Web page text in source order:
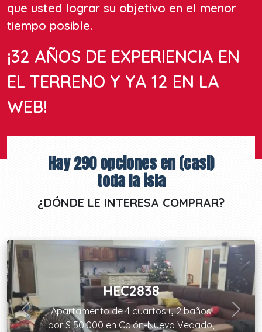
que usted lograr su objetivo en el menor
tiempo posible.
¡32 AÑOS DE EXPERIENCIA EN
EL TERRENO Y YA 12 EN LA
WEB!
Hay 290 opciones en (casi)
toda la isla
¿DÓNDE LE INTERESA COMPRAR?
HEC2838
Apartamento de 4 cuartos y 2 baños
por $ 50.000 en Colón-Nuevo Vedado,
Previous Next